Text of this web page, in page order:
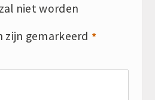
niet worden
zijn gemarkeerd *